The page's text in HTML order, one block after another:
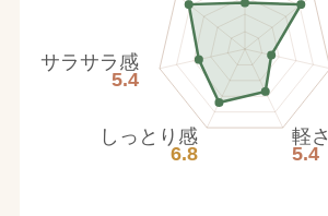
軽さ
5.4
しっとり感
6.8
サラサラ感
5.4